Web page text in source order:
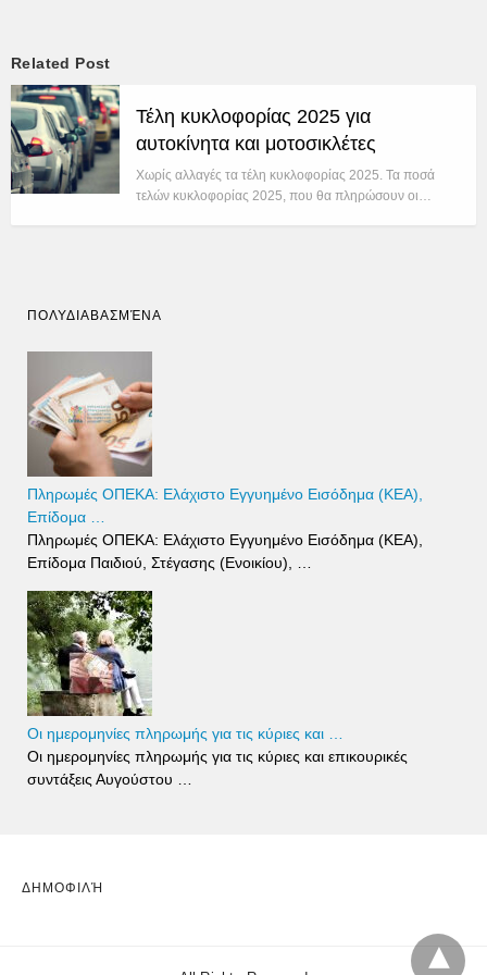
Related Post
Τέλη κυκλοφορίας 2025 για
αυτοκίνητα και μοτοσικλέτες
Χωρίς αλλαγές τα τέλη κυκλοφορίας 2025. Τα ποσά
τελών κυκλοφορίας 2025, που θα πληρώσουν οι…
ΠΟΛΥΔΙΑΒΑΣΜΈΝΑ
Πληρωμές ΟΠΕΚΑ: Ελάχιστο Εγγυημένο Εισόδημα (ΚΕΑ),
Επίδομα …
Πληρωμές ΟΠΕΚΑ: Ελάχιστο Εγγυημένο Εισόδημα (ΚΕΑ),
Επίδομα Παιδιού, Στέγασης (Ενοικίου), …
Οι ημερομηνίες πληρωμής για τις κύριες και …
Οι ημερομηνίες πληρωμής για τις κύριες και επικουρικές
συντάξεις Αυγούστου …
ΔΗΜΟΦΙΛΉ